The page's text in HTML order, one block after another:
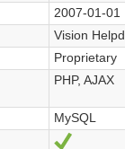
2007-01-01
Vision
Proprietary
PHP, AJAX
MySQL